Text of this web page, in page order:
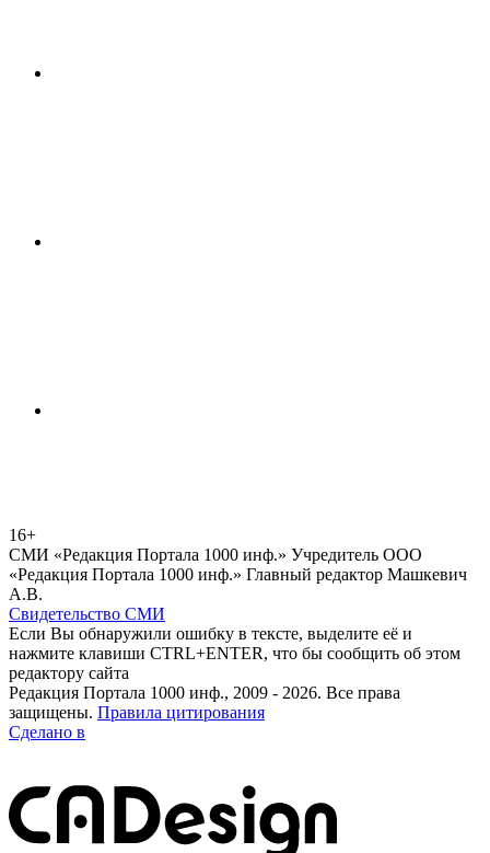
16+
СМИ «Редакция Портала 1000 инф.» Учредитель ООО
«Редакция Портала 1000 инф.» Главный редактор Машкевич
А.В.
Свидетельство СМИ
Если Вы обнаружили ошибку в тексте, выделите её и
нажмите клавиши CTRL+ENTER, что бы сообщить об этом
редактору сайта
Редакция Портала 1000 инф., 2009 - 2026. Все права
защищены. Правила цитирования
Сделано в